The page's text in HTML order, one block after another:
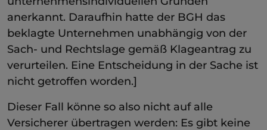
anerkannt. Daraufhin hatte der BGH das
beklagte Unternehmen unabhängig von der
Sach- und Rechtslage gemäß Klageantrag zu
verurteilen. Eine Entscheidung in der Sache ist
nicht getroffen worden.]
Dieser Fall könne so also nicht auf alle
Versicherer übertragen werden: Es gibt keine